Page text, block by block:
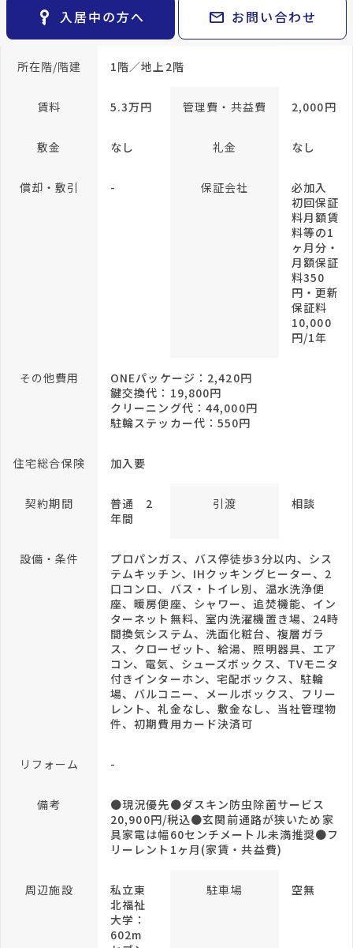
検索条件
閲覧履歴 keyboard_arrow_right
マイホームを考え始めたら
ご購入の流れ・諸費用 keyboard_arrow_right
key_vertical 入居中の方へ mail お問い合わせ
方位
南東向
き
構造 木造
所在階/階建 1階／地上2階
賃料 5.3万円 管理費・共益費 2,000円
敷金 なし 礼金 なし
償却・敷引 - 保証会社
必加入
初回保証
料月額賃
料等の1
ヶ月分・
月額保証
料350
円・更新
保証料
10,000
円/1年
その他費用
ONEパッケージ：2,420円
鍵交換代：19,800円
クリーニング代：44,000円
駐輪ステッカー代：550円
住宅総合保険 加入要
契約期間
普通 2
年間
引渡 相談
設備・条件
プロパンガス、バス停徒歩3分以内、シス
テムキッチン、IHクッキングヒーター、2
口コンロ、バス・トイレ別、温水洗浄便
座、暖房便座、シャワー、追焚機能、イン
ターネット無料、室内洗濯機置き場、24時
間換気システム、洗面化粧台、複層ガラ
ス、クローゼット、給湯、照明器具、エア
コン、電気、シューズボックス、TVモニタ
付きインターホン、宅配ボックス、駐輪
場、バルコニー、メールボックス、フリー
レント、礼金なし、敷金なし、当社管理物
件、初期費用カード決済可
リフォーム -
備考
●現況優先●ダスキン防虫除菌サービス
20,900円/税込●玄関前通路が狭いため家
具家電は幅60センチメートル未満推奨●フ
リーレント1ヶ月(家賃・共益費)
周辺施設
私立東
北福祉
大学：
602m
駐車場 空無